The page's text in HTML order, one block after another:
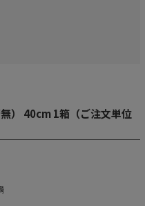
） 40cm 1箱（ご注文単位